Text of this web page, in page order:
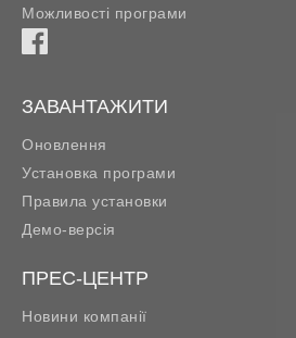
Можливості програми
ЗАВАНТАЖИТИ
Оновлення
Установка програми
Правила установки
Демо-версія
ПРЕС-ЦЕНТР
Новини компанії